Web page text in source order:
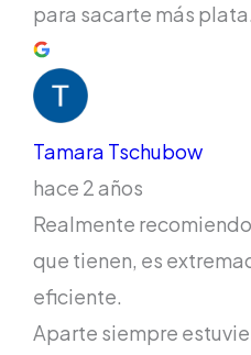
para sacarte más
Tamara Tschubow
hace 2 años
Realmente
que tienen, es
eficiente.
Aparte siempre